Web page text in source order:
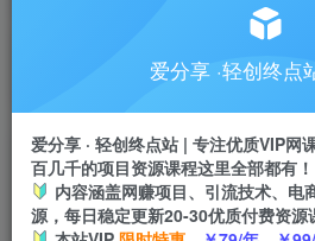
推广返佣高达70%
加入会员享受权益福利
爱分享 ·轻创终点
爱分享 · 轻创终点站 | 专注优质VIP网
百几千的项目资源课程这里全部都有！
内容涵盖网赚项目、引流技术、电
源，每日稳定更新20-30优质付费资源